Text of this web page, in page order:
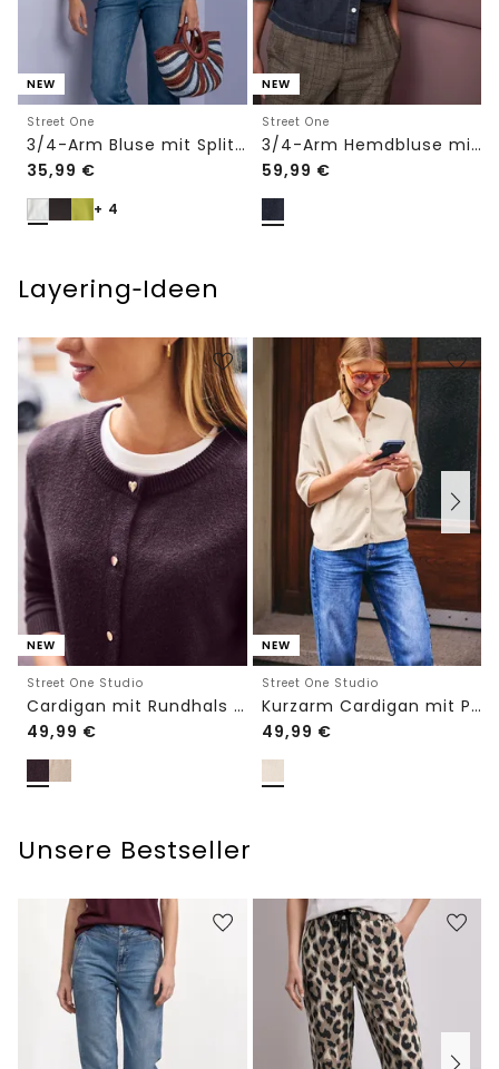
NEW
Street One
3/4-Arm Bluse mit Split Neck
35,99 €
+ 4
NEW
Street One
3/4-Arm Hemdbluse mit Knopfleiste
59,99 €
Layering‑Ideen
NEW
Street One Studio
Cardigan mit Rundhals und Knöpfen
49,99 €
NEW
Street One Studio
Kurzarm Cardigan mit Polokragen
49,99 €
Unsere Bestseller